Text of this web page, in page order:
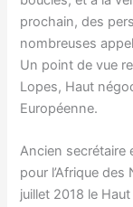
prochain, des
nombreuses
Un point de vue
Lopes, Haut
Européenne.
Ancien secrétaire
pour l’Afrique
juillet 2018 le